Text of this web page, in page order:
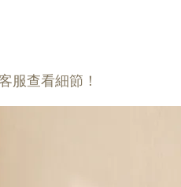
服查看細節！